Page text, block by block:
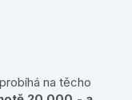
probíhá na těcho